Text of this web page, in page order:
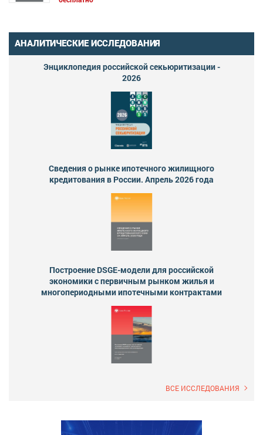
АНАЛИТИЧЕСКИЕ ИССЛЕДОВАНИЯ
Энциклопедия российской секьюритизации -
2026
Сведения о рынке ипотечного жилищного
кредитования в России. Апрель 2026 года
Построение DSGE-модели для российской
экономики с первичным рынком жилья и
многопериодными ипотечными контрактами
ВСЕ ИССЛЕДОВАНИЯ